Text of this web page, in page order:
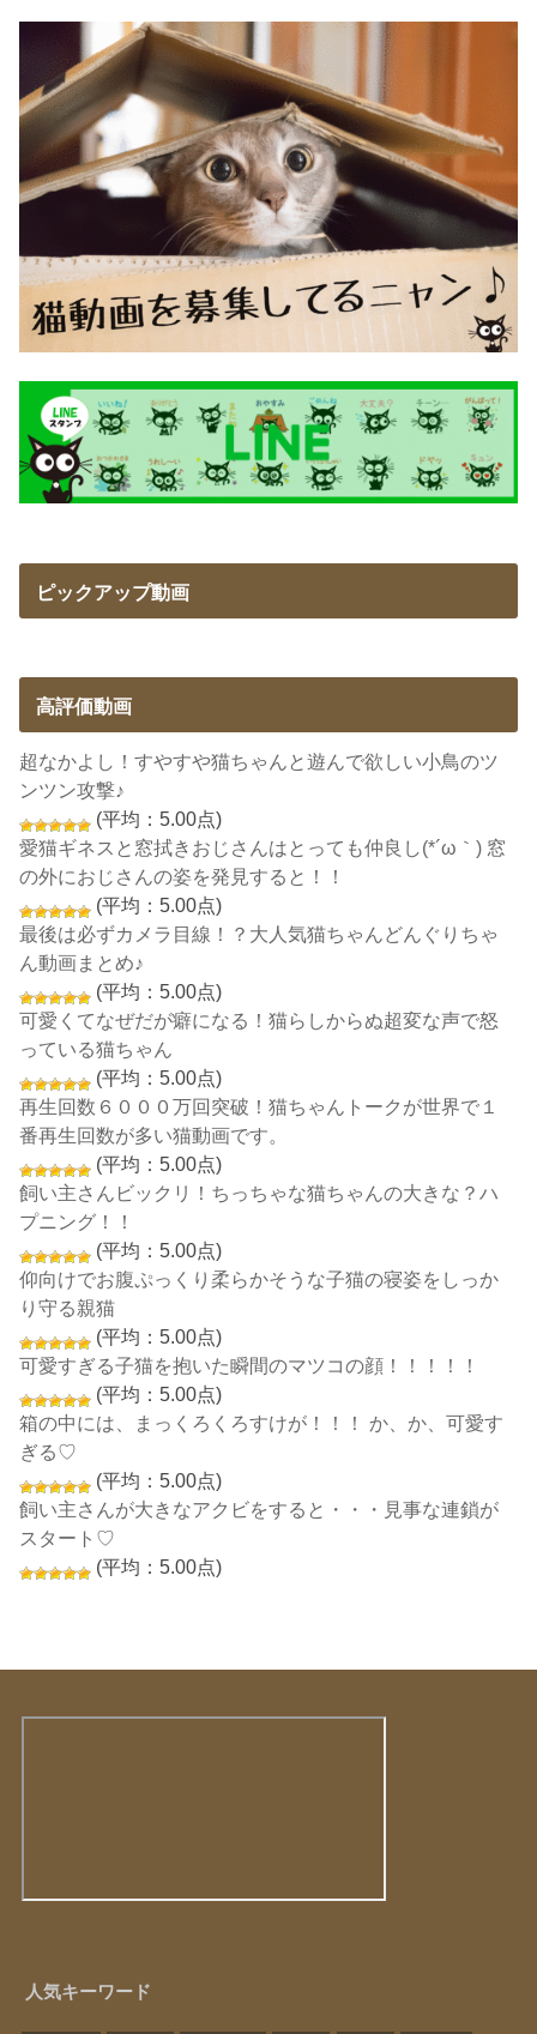
ピックアップ動画
高評価動画
超なかよし！すやすや猫ちゃんと遊んで欲しい小鳥のツ
ンツン攻撃♪
(平均：5.00点)
愛猫ギネスと窓拭きおじさんはとっても仲良し(*´ω｀) 窓
の外におじさんの姿を発見すると！！
(平均：5.00点)
最後は必ずカメラ目線！？大人気猫ちゃんどんぐりちゃ
ん動画まとめ♪
(平均：5.00点)
可愛くてなぜだが癖になる！猫らしからぬ超変な声で怒
っている猫ちゃん
(平均：5.00点)
再生回数６０００万回突破！猫ちゃんトークが世界で１
番再生回数が多い猫動画です。
(平均：5.00点)
飼い主さんビックリ！ちっちゃな猫ちゃんの大きな？ハ
プニング！！
(平均：5.00点)
仰向けでお腹ぷっくり柔らかそうな子猫の寝姿をしっか
り守る親猫
(平均：5.00点)
可愛すぎる子猫を抱いた瞬間のマツコの顔！！！！！
(平均：5.00点)
箱の中には、まっくろくろすけが！！！ か、か、可愛す
ぎる♡
(平均：5.00点)
飼い主さんが大きなアクビをすると・・・見事な連鎖が
スタート♡
(平均：5.00点)
人気キーワード